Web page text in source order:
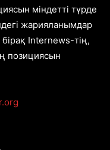
міндетті түрде
жарияланымдар
Internews-тің,
позициясын